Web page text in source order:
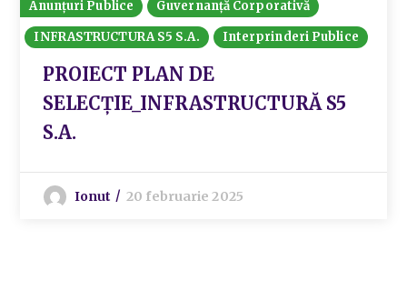
Anunțuri Publice
Guvernanță Corporativă
INFRASTRUCTURA S5 S.A.
Interprinderi Publice
PROIECT PLAN DE
SELECȚIE_INFRASTRUCTURĂ S5
S.A.
Ionut 20 februarie 2025